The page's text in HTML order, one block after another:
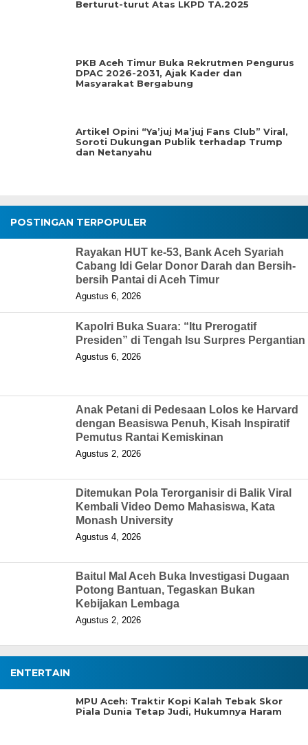
Berturut-turut Atas LKPD TA.2025
PKB Aceh Timur Buka Rekrutmen Pengurus
DPAC 2026-2031, Ajak Kader dan
Masyarakat Bergabung
Artikel Opini “Ya’juj Ma’juj Fans Club” Viral,
Soroti Dukungan Publik terhadap Trump
dan Netanyahu
POSTINGAN TERPOPULER
Rayakan HUT ke-53, Bank Aceh Syariah
Cabang Idi Gelar Donor Darah dan Bersih-
bersih Pantai di Aceh Timur
Agustus 6, 2026
Kapolri Buka Suara: “Itu Prerogatif
Presiden” di Tengah Isu Surpres Pergantian
Agustus 6, 2026
Anak Petani di Pedesaan Lolos ke Harvard
dengan Beasiswa Penuh, Kisah Inspiratif
Pemutus Rantai Kemiskinan
Agustus 2, 2026
Ditemukan Pola Terorganisir di Balik Viral
Kembali Video Demo Mahasiswa, Kata
Monash University
Agustus 4, 2026
Baitul Mal Aceh Buka Investigasi Dugaan
Potong Bantuan, Tegaskan Bukan
Kebijakan Lembaga
Agustus 2, 2026
ENTERTAIN
MPU Aceh: Traktir Kopi Kalah Tebak Skor
Piala Dunia Tetap Judi, Hukumnya Haram